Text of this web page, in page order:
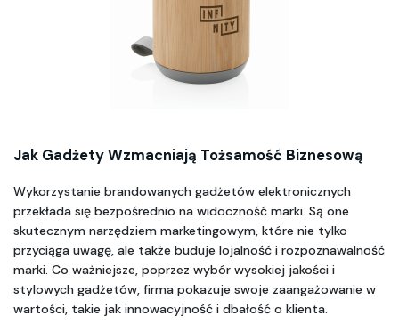
Jak Gadżety Wzmacniają Tożsamość Biznesową
Wykorzystanie brandowanych gadżetów elektronicznych
przekłada się bezpośrednio na widoczność marki. Są one
skutecznym narzędziem marketingowym, które nie tylko
przyciąga uwagę, ale także buduje lojalność i rozpoznawalność
marki. Co ważniejsze, poprzez wybór wysokiej jakości i
stylowych gadżetów, firma pokazuje swoje zaangażowanie w
wartości, takie jak innowacyjność i dbałość o klienta.